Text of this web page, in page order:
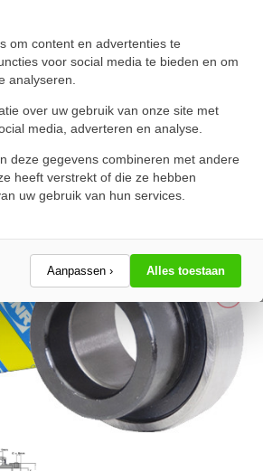
om content en advertenties te
voor social media te bieden en om
analyseren.
over uw gebruik van onze site met
media, adverteren en analyse.
deze gegevens combineren met andere
heeft verstrekt of die ze hebben
uw gebruik van hun services.
Aanpassen › Alles toestaan
★★★★
★★★★
Schrijf een review!